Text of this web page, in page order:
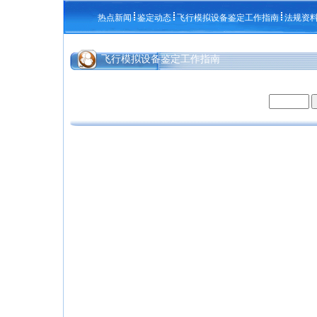
热点新闻 鉴定动态 飞行模拟设备鉴定工作指南 法规资
飞行模拟设备鉴定工作指南